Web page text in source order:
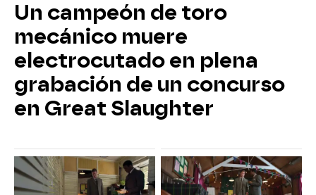
Un campeón de toro
mecánico muere
electrocutado en plena
grabación de un concurso
en Great Slaughter